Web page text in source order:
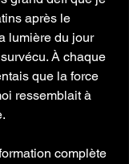
après le
lumière du jour
À chaque
que la force
ressemblait à
complète